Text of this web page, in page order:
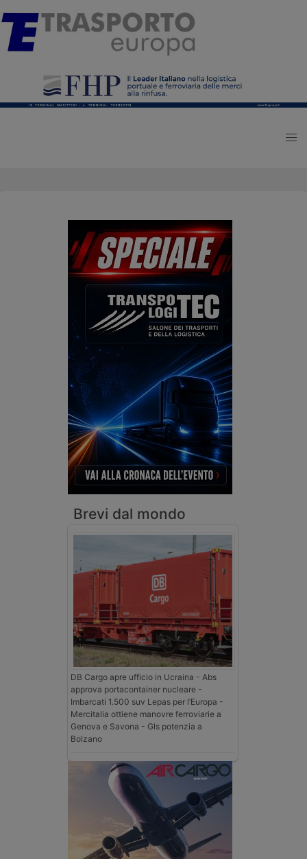
Brevi dal mondo
DB Cargo apre ufficio in Ucraina - Abs
approva portacontainer nucleare -
Imbarcati 1.500 suv Lepas per l’Europa -
Mercitalia ottiene manovre ferroviarie a
Genova e Savona - Gls potenzia a
Bolzano